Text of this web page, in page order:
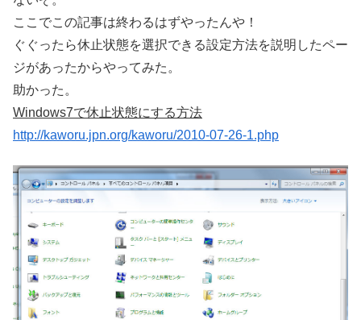
ここでこの記事は終わるはずやったんや！
ぐぐったら休止状態を選択できる設定方法を説明したペー
ジがあったからやってみた。
助かった。
Windows7で休止状態にする方法
http://kaworu.jpn.org/kaworu/2010-07-26-1.php